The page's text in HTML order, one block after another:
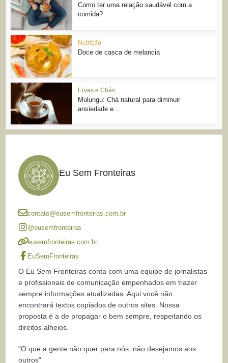
Como ter uma relação saudável com a
comida?
Nutrição
Doce de casca de melancia
Ervas e Chás
Mulungu: Chá natural para diminuir
ansiedade e...
Eu Sem Fronteiras
contato@eusemfronteiras.com.br
@eusemfronteiras
eusemfronteiras.com.br
EuSemFronteiras
O Eu Sem Fronteiras conta com uma equipe de jornalistas
e profissionais de comunicação empenhados em trazer
sempre informações atualizadas. Aqui você não
encontrará textos copiados de outros sites. Nossa
proposta é a de propagar o bem sempre, respeitando os
direitos alheios.
"O que a gente não quer para nós, não desejamos aos
outros"